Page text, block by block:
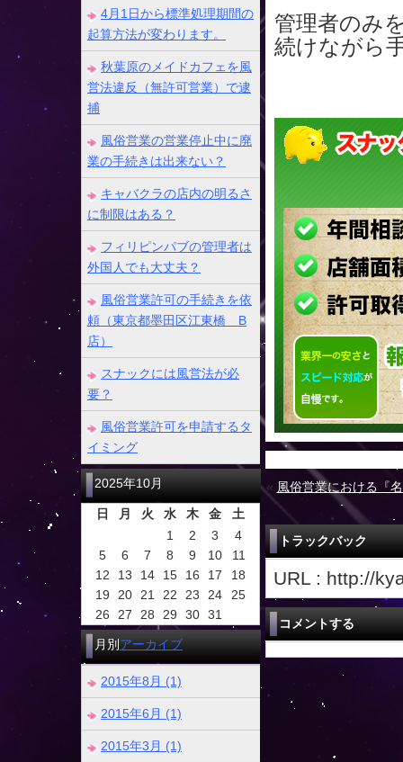
管理者のみ
続けながら
« 風俗営業における『
トラックバック
URL : http://
コメントする
4月1日から標準処理期間の
起算方法が変わります。
秋葉原のメイドカフェを風
営法違反（無許可営業）で逮
捕
風俗営業の営業停止中に廃
業の手続きは出来ない？
キャバクラの店内の明るさ
に制限はある？
フィリピンパブの管理者は
外国人でも大丈夫？
風俗営業許可の手続きを依
頼（東京都墨田区江東橋 B
店）
スナックには風営法が必
要？
風俗営業許可を申請するタ
イミング
2025年10月
日 月 火 水 木 金
土
1
2 3
4
5
6 7 8 9 10
11
12
13 14 15 16 17
18
19
20 21 22 23 24
25
26
27 28 29 30 31
月別 アーカイブ
2015年8月 (1)
2015年6月 (1)
2015年3月 (1)